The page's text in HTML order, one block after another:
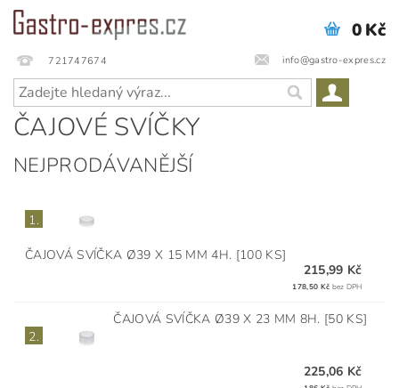
721747674 info@gastro-expres.cz
0 Kč
ČAJOVÉ SVÍČKY
NEJPRODÁVANĚJŠÍ
1.
ČAJOVÁ SVÍČKA Ø39 X 15 MM 4H. [100 KS]
215,99 Kč
178,50 Kč bez DPH
2.
ČAJOVÁ SVÍČKA Ø39 X 23 MM 8H. [50 KS]
225,06 Kč